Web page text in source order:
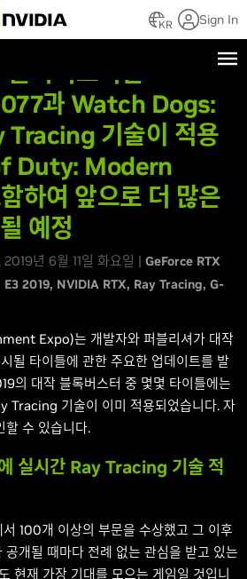
KR Sign In
록버스터인
과 Watch Dogs:
Tracing 기술이 적용
Duty: Modern
하여 앞으로 더 많은
예정
년 6월 11일 화요일 | GeForce RTX
E3 2019 NVIDIA RTX Ray Tracing G-
Expo)는 개발자와 퍼블리셔가 대작
될 타이틀에 관한 주요한 업데이트를 발
의 대작 블록버스터 중 몇몇 타이틀에는
Tracing 기술이 이미 적용되었습니다. 자
할 수 있습니다.
실시간 Ray Tracing 기술 적
100개 이상의 부문을 수상했고 그 이후
개될 때마다 전례 없는 관심을 받고 있는
현재 가장 기대를 모으는 게임일 것입니